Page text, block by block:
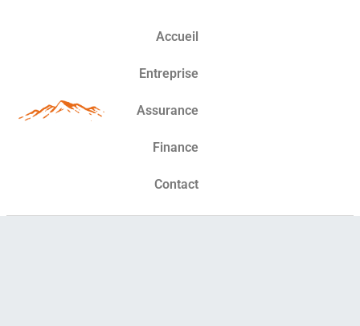
Accueil
Entreprise
Assurance
Finance
Contact